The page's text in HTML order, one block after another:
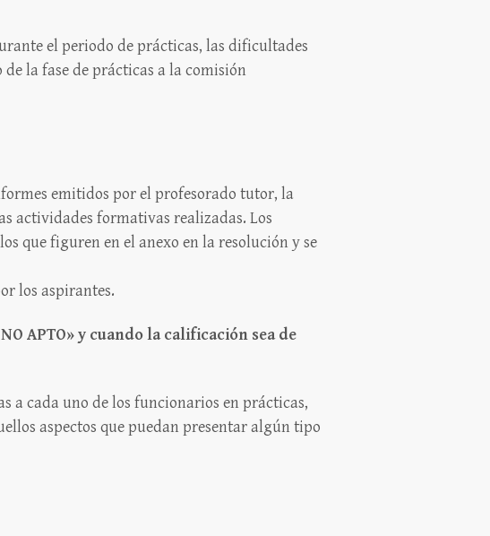
el periodo de prácticas, las dificultades
la fase de prácticas a la comisión
emitidos por el profesorado tutor, la
actividades formativas realizadas. Los
que figuren en el anexo en la resolución y se
los aspirantes.
APTO» y cuando la calificación sea de
a cada uno de los funcionarios en prácticas,
aspectos que puedan presentar algún tipo